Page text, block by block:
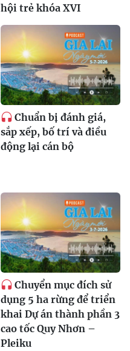
hội trẻ khóa XVI
Chuẩn bị đánh giá,
sắp xếp, bố trí và điều
động lại cán bộ
Chuyển mục đích sử
dụng 5 ha rừng để triển
khai Dự án thành phần 3
cao tốc Quy Nhơn –
Pleiku